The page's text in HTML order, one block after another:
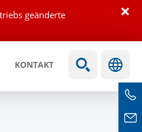
geänderte
×
KONTAKT